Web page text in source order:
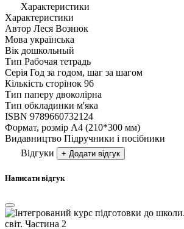
Характеристики
Характеристики
Автор Леся Вознюк
Мова українська
Вік дошкольный
Тип Рабочая тетрадь
Серія Год за годом, шаг за шагом
Кількість сторінок 96
Тип паперу двоколірна
Тип обкладинки м'яка
ISBN 9789660732124
Формат, розмір А4 (210*300 мм)
Видавництво Підручники і посібники
Відгуки
+ Додати відгук
Написати відгук